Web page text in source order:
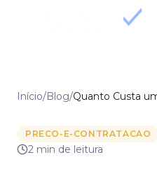
Início/Blog/
PRECO-E-CONTRATACAO
2 min de leitura